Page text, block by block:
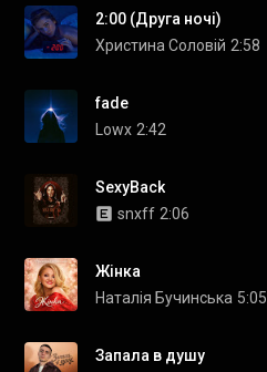
2:00 (Друга ночі)
Христина Соловій 2:58
fade
Lowx 2:42
SexyBack
snxff 2:06
Жінка
Наталія Бучинська 5:05
Запала в душу